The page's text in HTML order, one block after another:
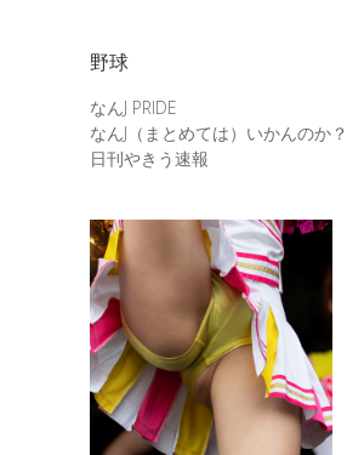
野球
なんJ PRIDE
なんJ（まとめては）いかんのか？
日刊やきう速報